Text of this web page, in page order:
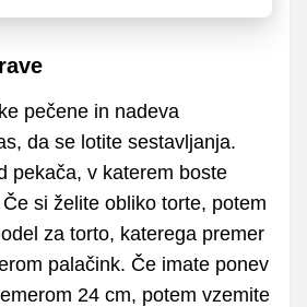
pečene in nadeva
da se lotite sestavljanja.
pekača, v katerem boste
si želite obliko torte, potem
za torto, katerega premer
palačink. Če imate ponev
24 cm, potem vzemite